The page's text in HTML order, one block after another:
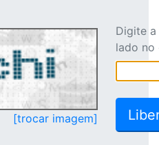
[trocar imagem]
Digite
lado no